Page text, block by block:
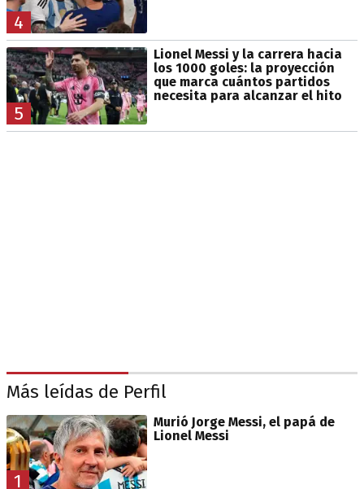
4
5
Lionel Messi y la carrera hacia
los 1000 goles: la proyección
que marca cuántos partidos
necesita para alcanzar el hito
Más leídas de Perfil
1
Murió Jorge Messi, el papá de
Lionel Messi